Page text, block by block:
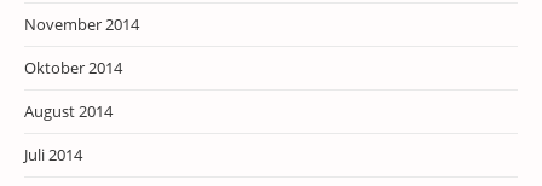
November 2014
Oktober 2014
August 2014
Juli 2014